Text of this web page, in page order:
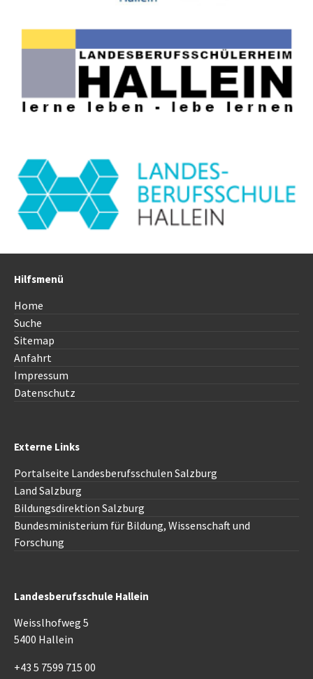
Hilfsmenü
Home
Suche
Sitemap
Anfahrt
Impressum
Datenschutz
Externe Links
Portalseite Landesberufsschulen Salzburg
Land Salzburg
Bildungsdirektion Salzburg
Bundesministerium für Bildung, Wissenschaft und
Forschung
Landesberufsschule Hallein
Weisslhofweg 5
5400 Hallein
+43 5 7599 715 00